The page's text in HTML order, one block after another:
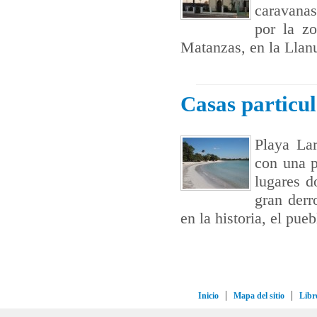
por la
Matanzas, en la
Casas
Playa
con una
lugares
gran
en la historia, el
Inicio Mapa del sitio